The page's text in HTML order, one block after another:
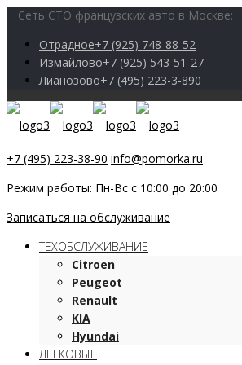
Сеть СТО французских авто в Москве:
Отрадное+7 (925) 748-88-52
Измайлово+7 (925) 543-51-27
Лианозово+7 (495) 223-3-890
+7 (495) 223-38-90 info@pomorka.ru
Режим работы: Пн-Вс с 10:00 до 20:00
Записаться на обслуживание
ТЕХОБСЛУЖИВАНИЕ
Citroen
Peugeot
Renault
KIA
Hyundai
ЛЕГКОВЫЕ